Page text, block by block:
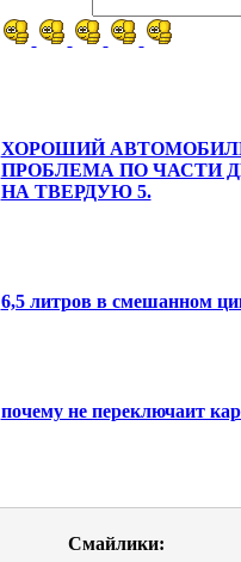
ХОРОШИЙ
ПРОБЛЕМА ПО ЧАСТИ
НА ТВЕРДУЮ 5.
6,5 литров в смешанном
почему не переключаит
Смайлики: